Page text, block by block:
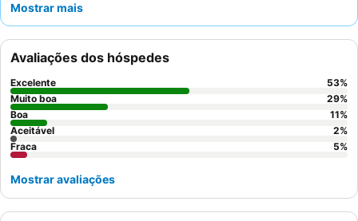
hóspedes elogiam consistentemente o
particularmente o delicioso menu de jantar com especialidades
locais. Para uma experiência verdadeiramente relaxante,
considere reservar um quarto com
hidromassagem
Mostrar mais
Avaliações dos hóspedes
Excelente 53%
Muito boa
29%
Boa
11%
Aceitável
2%
Fraca
5%
Mostrar avaliações